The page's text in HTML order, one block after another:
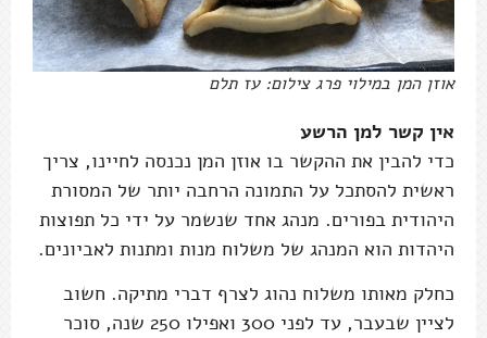
אוזן המן במילוי פרג צילום: עז תלם
אין קשר למן הרשע
כדי להבין את ההקשר בו אוזן המן נכנסה לחיינו, צריך
ראשית להסתכל על התמונה הרחבה יותר של המסורת
היהודית בפורים. מנהג אחד שנשמר על ידי כל תפוצות
היהדות הוא המנהג של משלוח מנות ומתנות לאביונים.
כחלק מאותו משלוח נהוג לצרף דברי מתיקה. חשוב
לציין שבעבר, עד לפני 300 ואפילו 250 שנה, סוכר